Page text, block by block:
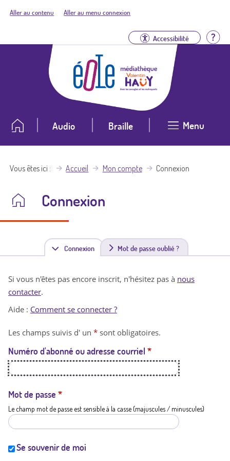
Aller au contenu Aller au menu connexion
Accessibilité
Audio Braille Menu
Vous êtes ici Accueil Mon compte Connexion
Connexion
Connexion(
n
t
a
t
i
Mot de passe oublié ?
Si vous n'êtes pas encore inscrit, n'hésitez pas à nous
contacter.
Aide : Comment se connecter ?
Les champs suivis d' un * sont obligatoires.
Numéro d'abonné ou adresse courriel *
Mot de passe *
Le champ mot de passe est sensible à la casse (majuscules / minuscules)
Se souvenir de moi